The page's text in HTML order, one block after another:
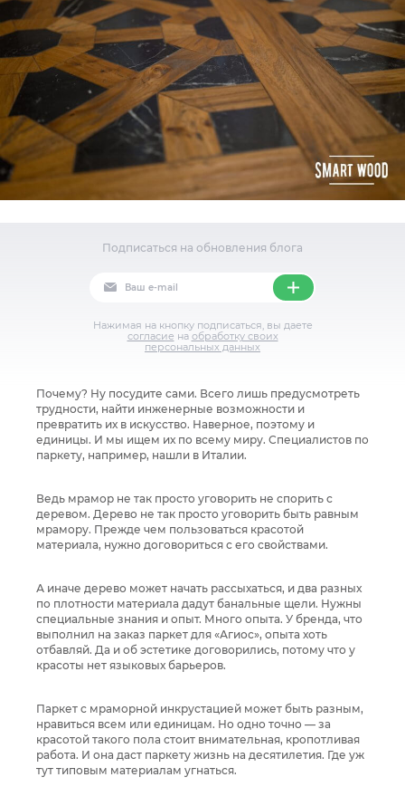
Подписаться на обновления блога
Нажимая на кнопку подписаться, вы даете
согласие на обработку своих
персональных данных
Почему? Ну посудите сами. Всего лишь предусмотреть
трудности, найти инженерные возможности и
превратить их в искусство. Наверное, поэтому и
единицы. И мы ищем их по всему миру. Специалистов по
паркету, например, нашли в Италии.
Ведь мрамор не так просто уговорить не спорить с
деревом. Дерево не так просто уговорить быть равным
мрамору. Прежде чем пользоваться красотой
материала, нужно договориться с его свойствами.
А иначе дерево может начать рассыхаться, и два разных
по плотности материала дадут банальные щели. Нужны
специальные знания и опыт. Много опыта. У бренда, что
выполнил на заказ паркет для «Агиос», опыта хоть
отбавляй. Да и об эстетике договорились, потому что у
красоты нет языковых барьеров.
Паркет с мраморной инкрустацией может быть разным,
нравиться всем или единицам. Но одно точно — за
красотой такого пола стоит внимательная, кропотливая
работа. И она даст паркету жизнь на десятилетия. Где уж
тут типовым материалам угнаться.